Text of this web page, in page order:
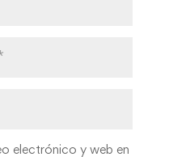
electrónico y web en